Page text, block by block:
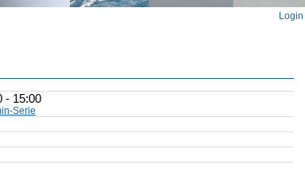
Login
- 15:00
Serie